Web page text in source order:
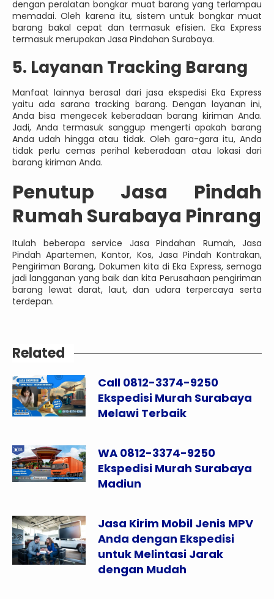
dengan peralatan bongkar muat barang yang terlampau
memadai. Oleh karena itu, sistem untuk bongkar muat
barang bakal cepat dan termasuk efisien. Eka Express
termasuk merupakan Jasa Pindahan Surabaya.
5. Layanan Tracking Barang
Manfaat lainnya berasal dari jasa ekspedisi Eka Express
yaitu ada sarana tracking barang. Dengan layanan ini,
Anda bisa mengecek keberadaan barang kiriman Anda.
Jadi, Anda termasuk sanggup mengerti apakah barang
Anda udah hingga atau tidak. Oleh gara-gara itu, Anda
tidak perlu cemas perihal keberadaan atau lokasi dari
barang kiriman Anda.
Penutup Jasa Pindah
Rumah Surabaya Pinrang
Itulah beberapa service Jasa Pindahan Rumah, Jasa
Pindah Apartemen, Kantor, Kos, Jasa Pindah Kontrakan,
Pengiriman Barang, Dokumen kita di Eka Express, semoga
jadi langganan yang baik dan kita Perusahaan pengiriman
barang lewat darat, laut, dan udara terpercaya serta
terdepan.
Related
Call 0812-3374-9250
Ekspedisi Murah Surabaya
Melawi Terbaik
WA 0812-3374-9250
Ekspedisi Murah Surabaya
Madiun
Jasa Kirim Mobil Jenis MPV
Anda dengan Ekspedisi
untuk Melintasi Jarak
dengan Mudah